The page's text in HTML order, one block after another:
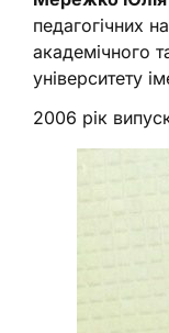
педагогічних
академічного
університету
2006 рік